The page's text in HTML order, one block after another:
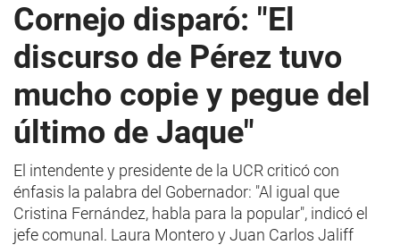
Cornejo disparó: "El
discurso de Pérez tuvo
mucho copie y pegue del
último de Jaque"
El intendente y presidente de la UCR criticó con
énfasis la palabra del Gobernador: "Al igual que
Cristina Fernández, habla para la popular", indicó el
jefe comunal. Laura Montero y Juan Carlos Jaliff